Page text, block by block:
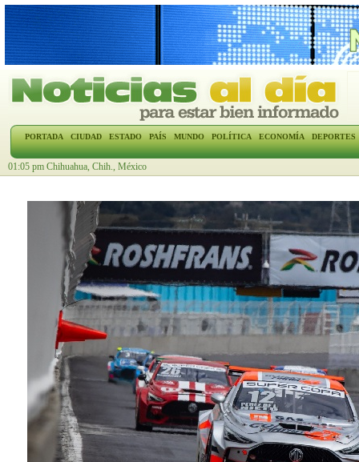
PORTADA CIUDAD ESTADO PAÍS MUNDO POLÍTICA ECONOMÍA DEPORTES
01:05 pm Chihuahua, Chih., México